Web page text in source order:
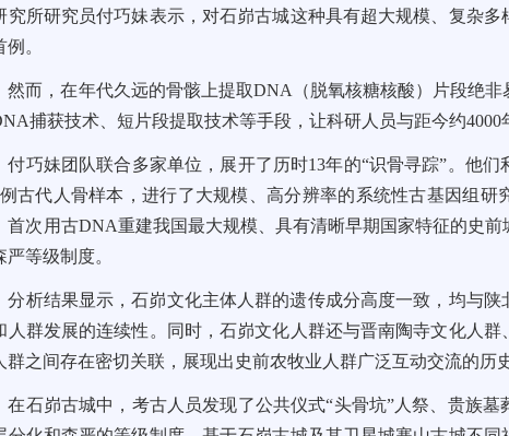
究所研究员付巧妹表示，对石峁古城这种具有超大规模、复杂
例。
然而，在年代久远的骨骸上提取DNA（脱氧核糖核酸）片段绝
捕获技术、短片段提取技术等手段，让科研人员与距今约4000
付巧妹团队联合多家单位，展开了历时13年的“识骨寻踪”。他
古代人骨样本，进行了大规模、高分辨率的系统性古基因组
首次用古DNA重建我国最大规模、具有清晰早期国家特征的史
严等级制度。
分析结果显示，石峁文化主体人群的遗传成分高度一致，均与
人群发展的连续性。同时，石峁文化人群还与晋南陶寺文化人
群之间存在密切关联，展现出史前农牧业人群广泛互动交流的历
在石峁古城中，考古人员发现了公共仪式“头骨坑”人祭、贵族